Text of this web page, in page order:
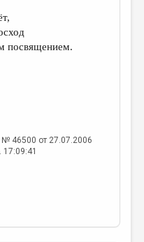
посвящением.
№ 46500 от 27.07.2006